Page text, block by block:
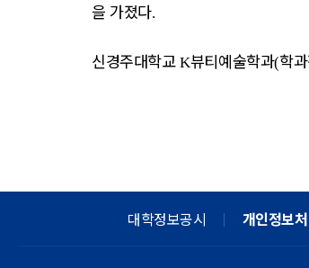
을 가졌다.
신경주대학교K뷰티예술학과(학
대학정보공시 개인정보